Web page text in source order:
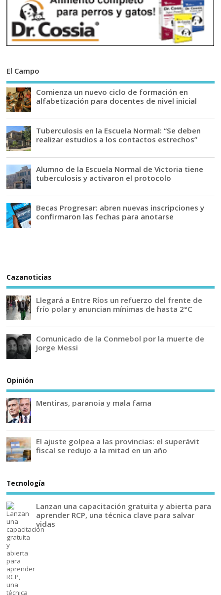
El Campo
Comienza un nuevo ciclo de formación en
alfabetización para docentes de nivel inicial
Tuberculosis en la Escuela Normal: “Se deben
realizar estudios a los contactos estrechos”
Alumno de la Escuela Normal de Victoria tiene
tuberculosis y activaron el protocolo
Becas Progresar: abren nuevas inscripciones y
confirmaron las fechas para anotarse
Cazanoticias
Llegará a Entre Ríos un refuerzo del frente de
frío polar y anuncian mínimas de hasta 2°C
Comunicado de la Conmebol por la muerte de
Jorge Messi
Opinión
Mentiras, paranoia y mala fama
El ajuste golpea a las provincias: el superávit
fiscal se redujo a la mitad en un año
Tecnología
Lanzan una capacitación gratuita y abierta para
aprender RCP, una técnica clave para salvar
vidas